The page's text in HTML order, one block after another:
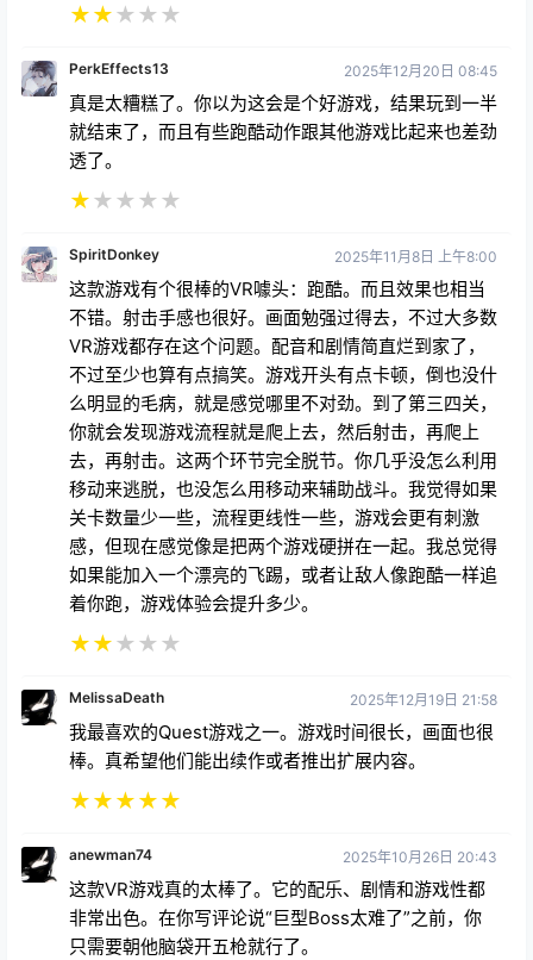
★★★ ★ ★
PerkEffects13 2025年12月20日 08:45
真是太糟糕了。你以为这会是个好游戏，结果玩到一半
就结束了，而且有些跑酷动作跟其他游戏比起来也差劲
透了。
★★ ★ ★ ★
SpiritDonkey 2025年11月8日 上午8:00
这款游戏有个很棒的VR噱头：跑酷。而且效果也相当
不错。射击手感也很好。画面勉强过得去，不过大多数
VR游戏都存在这个问题。配音和剧情简直烂到家了，
不过至少也算有点搞笑。游戏开头有点卡顿，倒也没什
么明显的毛病，就是感觉哪里不对劲。到了第三四关，
你就会发现游戏流程就是爬上去，然后射击，再爬上
去，再射击。这两个环节完全脱节。你几乎没怎么利用
移动来逃脱，也没怎么用移动来辅助战斗。我觉得如果
关卡数量少一些，流程更线性一些，游戏会更有刺激
感，但现在感觉像是把两个游戏硬拼在一起。我总觉得
如果能加入一个漂亮的飞踢，或者让敌人像跑酷一样追
着你跑，游戏体验会提升多少。
★★★ ★ ★
MelissaDeath 2025年12月19日 21:58
我最喜欢的Quest游戏之一。游戏时间很长，画面也很
棒。真希望他们能出续作或者推出扩展内容。
★★★★★
anewman74 2025年10月26日 20:43
这款VR游戏真的太棒了。它的配乐、剧情和游戏性都
非常出色。在你写评论说“巨型Boss太难了”之前，你
只需要朝他脑袋开五枪就行了。